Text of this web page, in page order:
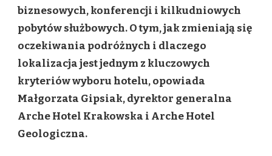
biznesowych, konferencji i kilkudniowych
pobytów służbowych. O tym, jak zmieniają się
oczekiwania podróżnych i dlaczego
lokalizacja jest jednym z kluczowych
kryteriów wyboru hotelu, opowiada
Małgorzata Gipsiak, dyrektor generalna
Arche Hotel Krakowska i Arche Hotel
Geologiczna.